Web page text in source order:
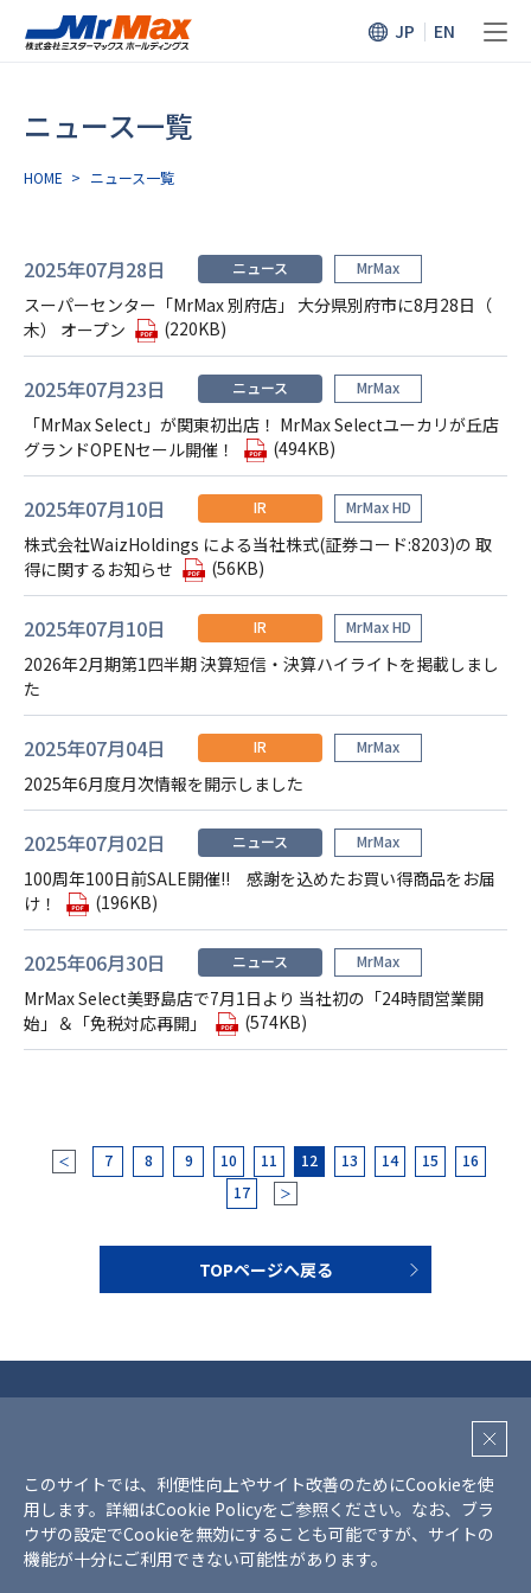
JP EN
ニュース一覧
HOME > ニュース⼀覧
2025年07月28日 ニュース MrMax
スーパーセンター「MrMax 別府店」 大分県別府市に8月28日（
木） オープン
(220KB)
2025年07月23日 ニュース MrMax
「MrMax Select」が関東初出店！ MrMax Selectユーカリが丘店
グランドOPENセール開催！
(494KB)
2025年07月10日 IR MrMax HD
株式会社WaizHoldings による当社株式(証券コード:8203)の 取
得に関するお知らせ
(56KB)
2025年07月10日 IR MrMax HD
2026年2月期第1四半期 決算短信・決算ハイライトを掲載しまし
た
2025年07月04日 IR MrMax
2025年6月度月次情報を開示しました
2025年07月02日 ニュース MrMax
100周年100日前SALE開催!! 感謝を込めたお買い得商品をお届
け！
(196KB)
2025年06月30日 ニュース MrMax
MrMax Select美野島店で7月1日より 当社初の「24時間営業開
始」＆「免税対応再開」
(574KB)
＜ 7 8 9 10 11 12 13 14 15
16
17
＞
TOPページへ戻る
SNS利用ガイドライン
サイトマップ
このサイトでは、利便性向上やサイト改善のためにCookieを使
用します。詳細はCookie Policyをご参照ください。 なお、ブラ
ウザの設定でCookieを無効にすることも可能ですが、サイトの
機能が十分にご利用できない可能性があります。